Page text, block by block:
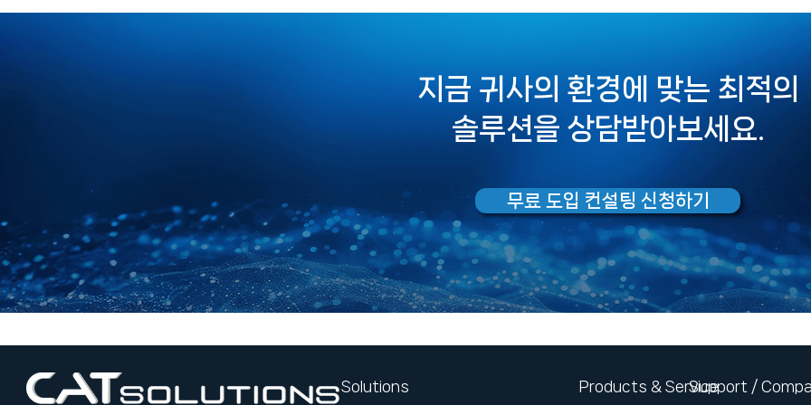
지금 귀사의 환경에 맞는 최적의
솔루션을 상담받아보세요.
무료 도입 컨설팅 신청하기
Solutions Products & ServiceSupport /